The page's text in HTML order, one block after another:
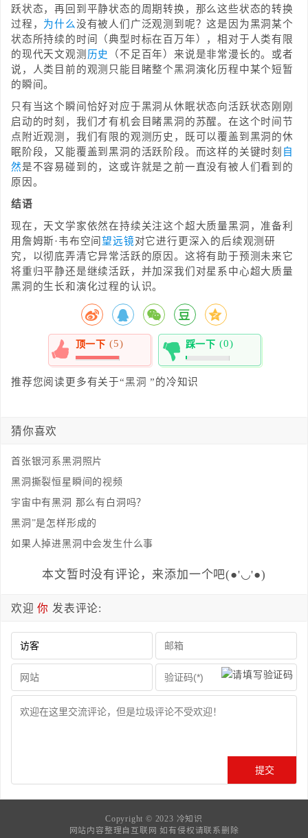
跃状态，再回到平静状态的周期转换，那么这些状态的转换
过程， 为什么没有被人们广泛观测到呢？这是因为黑洞某个
状态所持续的时间（典型时标在百万年），相对于人类有限
的现代天文观测 历史
（不足百年）来说是非常漫长的。或者
说，人类目前的观测只能目睹整个黑洞演化历程中某个短暂
的瞬间。
只有当这个瞬间恰好对应于黑洞从休眠状态向活跃状态刚刚
启动的时刻，我们才有机会目睹黑洞的苏醒。在这个时间节
点附近观测，我们有限的观测历史，既可以覆盖到黑洞的休
眠阶段，又能覆盖到黑洞的活跃阶段。而这样的关键时刻 自
然是不容易碰到的，这或许就是之前一直没有被人们看到的
原因。
结语
现在，天文学家依然在持续关注这个超大质量黑洞，准备利
用詹姆斯·韦布空间望远镜对它进行更深入的后续观测研
究，以彻底弄清它异常活跃的原因。这将有助于预测未来它
将重归平静还是继续活跃，并加深我们对星系中心超大质量
黑洞的生长和演化过程的认识。
顶一下 (5)
100%
踩一下 (0)
0%
推荐您阅读更多有关于“黑洞 ”的冷知识
猜你喜欢
首张银河系黑洞照片
黑洞撕裂恒星瞬间的视频
宇宙中有黑洞 那么有白洞吗？
黑洞”是怎样形成的
如果人掉进黑洞中会发生什么事
本文暂时没有评论，来添加一个吧(●'◡'●)
欢迎你 发表评论:
Copyright © 2023 冷知识
网站内容整理自互联网 如有侵权请联系删除